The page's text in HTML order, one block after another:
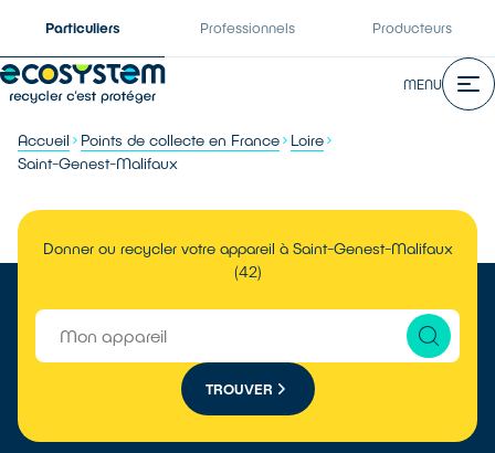
Particuliers Professionnels Producteurs
MENU
Accueil Points de collecte en France
Loire
Saint-Genest-Malifaux
Donner ou recycler votre appareil à Saint-Genest-Malifaux
(42)
TROUVER